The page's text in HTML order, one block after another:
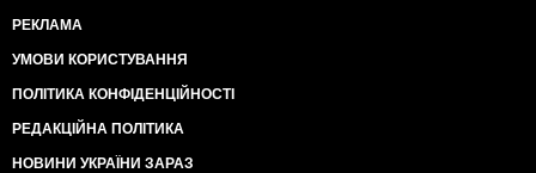
РЕКЛАМА
УМОВИ КОРИСТУВАННЯ
ПОЛІТИКА КОНФІДЕНЦІЙНОСТІ
РЕДАКЦІЙНА ПОЛІТИКА
НОВИНИ УКРАЇНИ ЗАРАЗ